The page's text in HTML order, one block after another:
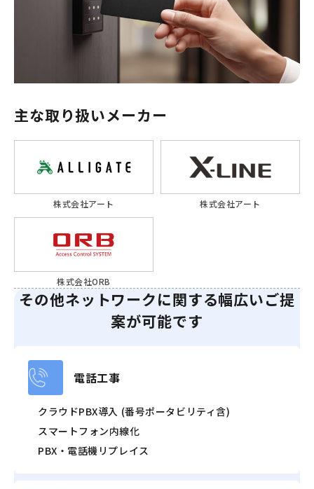
主な取り扱いメーカー
株式会社アート 株式会社アート
株式会社ORB
その他ネットワークに関する幅広いご提
案が可能です
電話工事
クラウドPBX導入 (番号ポータビリティ含)
スマートフォン内線化
PBX・電話機リプレイス